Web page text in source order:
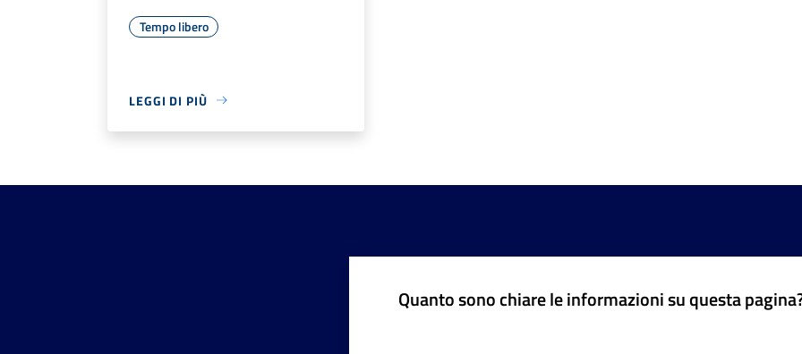
Tempo libero
LEGGI DI PIÙ
Quanto sono chiare le informazioni su questa